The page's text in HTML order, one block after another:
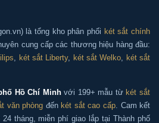
Chi, Bình Chánh, Nhà Bè, Cần
KL75-LS7-GOLD
là tổng kho phân phối két sắt chính
cung cấp các thương hiệu hàng đầu:
két sắt Liberty, két sắt Welko
két sắt
Hồ Chí Minhvới 199+ mẫu từ két sắt
văn phòng đến két sắt cao cấp . Cam kết
tháng, miễn phí giao lắp tại Thành phố